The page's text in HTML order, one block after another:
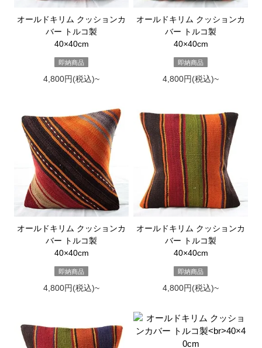
オールドキリム クッションカ
バー トルコ製
40×40cm
即納商品
4,800円(税込)~
オールドキリム クッションカ
バー トルコ製
40×40cm
即納商品
4,800円(税込)~
オールドキリム クッションカ
バー トルコ製
40×40cm
即納商品
4,800円(税込)~
オールドキリム クッションカ
バー トルコ製
40×40cm
即納商品
4,800円(税込)~